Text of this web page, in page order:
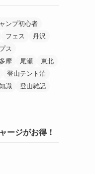
ンプ初心者
フェス
丹沢
ス
摩 尾瀬
東北
登山テント泊
識
登山雑記
ージがお得！